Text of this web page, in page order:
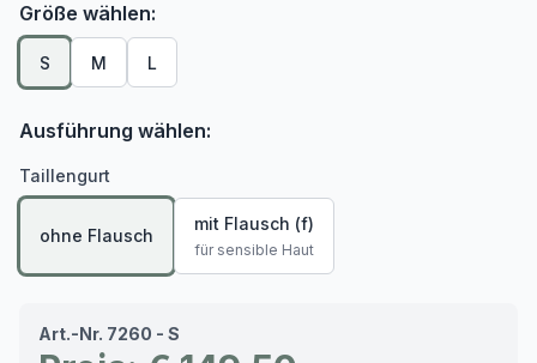
Größe wählen:
S M L
Ausführung wählen:
Taillengurt
ohne Flausch
mit Flausch (f)
für sensible Haut
Art.-Nr. 7260 - S